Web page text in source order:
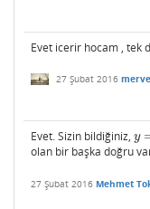
Evet icerir hocam , tek
27 Şubat 2016
Evet. Sizin bildiğiniz, y
y=x
olan bir başka doğru
27 Şubat 2016 Mehmet